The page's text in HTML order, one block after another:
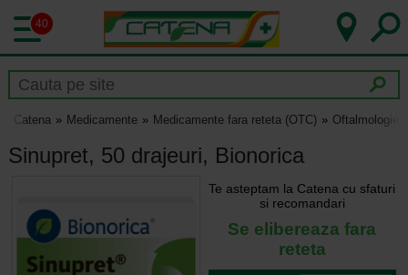
40
Catena Medicamente Medicamente fara reteta (OTC) Oftalmologie
Sinupret, 50 drajeuri, Bionorica
Te asteptam la Catena cu sfaturi
si recomandari
Se elibereaza fara
reteta